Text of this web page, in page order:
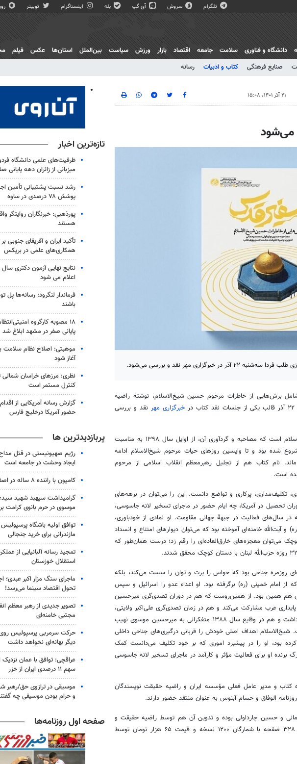
تلگرام سروش آی گپ بله اینستاگرام توییتر
صنایع فرهنگی کتاب و ادبیات رسانه
دانشگاه و فناوری سلامت جامعه اقتصاد بازار ورزش سیاست بین‌الملل استان‌ها عکس فیلم
۲۱ آذر ۱۴۰۱، ۱۵:۰۸
می‌شود
مهر نقد و بررسی می‌شود.
برش‌هایی از خاطرات مرحوم حسین شیخ‌الاسلام، نوشته راضیه
خبرگزاری مهر نقد و بررسی
این کتاب، برش‌هایی از خاطرات حسین شیخ‌الاسلام است که مصاحبه و گردآوری آن، از اوایل سال ۱۳۹۸ به مناسبت
شده بود و تا واپسین روزهای حیات مرحوم شیخ‌الاسلام ادامه
نام کتاب هم از تجلیل رهبرمعظمانقلاب اسلامی از مرحوم
تکلیف‌مداری، پرکاری و تواضع دانست. این را می‌توان در برهه‌های
تحصیل در آمریکا، چه ایام حضور در ماجرای تسخیر لانه جاسوسی،
سال‌های فعالیت در جبهۀجهانی مقاومت. او نمادی از خودباوری،
و آیت‌الله خامنه‌ای آموخته بود که می‌توان دیوارهای امتناع و انسداد
می‌توان معجزه‌های خارق‌العاده‌ای را رقم زد؛ درست همان‌طور که
روزمره جناحی بود که حواس را پرت و توان را سست می‌کند، بلکه
از امام خمینی (ره) برگرفته بود. او اعداء عدو را اسرائیل و سپس
هم همین بود. از همین‌روست که هم در دوران تصدی‌گری میرحسین
عرب مشارکت می‌کند و هم در زمان تصدی‌گری علی‌اکبر ولایتی،
در ارتباط با گروه‌های مبارز لبنانی و سوری قرار داشت و هم در وقایع سال ۱۳۸۸ متفکرانی به میرحسین موسوی نهیب
اهداف اصلی خودش را قربانی درگیری‌های جناحی داخلی
بود، او را در پیشبرد اموری که بر خود تکلیف می‌دانست کمک
او برای فعالیت مؤثر و کارآمد در ماجرای تسخیر لانه جاسوسی
و مدیر عامل فعلی مؤسسه ایران و راضیه حقیقت نویسندگان
الوفاق و حسام آبنوس به عنوان منتقد حضور دارند.
و حسین چارداولیبوده و تدوین آن هم توسط راضیه حقیقت و
محمدحسن روزی‌‎طلب صورت گرفته است، در ۳۲۸ صفحه با شمارگان ۱۲۰۰ نسخه و قیمت ۶۵ هزار تومان توسط
تازه‌ترین اخبار
ظرفیت‌های علمی دانشگاه
میزبانی از زائران دهه پایانی
رشد نسبت پشتیبانی تأمین
پوشش ۷۸ درصدی در ساوه
پورذهبی: خبرنگاران روایتگر
هستند
تأکید ایران و آفریقای جنوبی
همکاری‌های علمی در بریکس
اعلام می شود
فرماندار لنگرود: رسانه‌ها
باشند
۱۸ مصوبه کارگروه
پایانی صفر در مشهد ابلاغ شد
موهبتی: اصلاح نظام سلامت
آغاز شود
نظری: مرزهای خراسان
کنترل مستمر است
گزارش رسانه آمریکایی از اقدام
حضور آمریکا درخلیج فارس
پربازدیدترین ها
رژیم صهیونیستی در قتل
ایجاد وحشت در جامعه است
کامیون با راننده ۸ ساله در اصفهان توقیف شد
گرامیداشت سپهبد شهید
موسوی در حرم بانوی کرامت
توافق اولیه باشگاه
مازندرانی برای خرید جنجالی
تمجید رسانه آلبانیایی از
استقلال خوزستان
ماجرای سنگ مزار اکبر عبدی؛
تحول اقتصاد سینما می‌رسد!
تصویر جدیدی از رهبر معظم
مجتبی خامنه‌ای
حرکت سرمربی پرسپولیس روی
دیگر بهانه‌ای نخواهد داشت
عراقچی: توافق با عمان
سهم ۱۱ درصدی ایران از خزر
موسیقی در ترازوی حق/رهبر
و حرام بودن موسیقی چه
صفحه اول روزنامه‌ها